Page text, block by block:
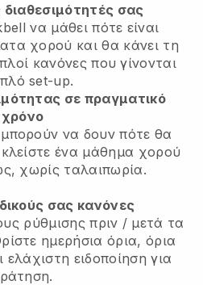
σας
να μάθει πότε είναι
χορού και θα κάνει τη
κανόνες που γίνονται
set-up.
σε πραγματικό
χρόνο
να δουν πότε θα
κλείστε ένα μάθημα χορού
χωρίς ταλαιπωρία.
σας κανόνες
ρύθμισης πριν / μετά τα
ημερήσια όρια, όρια
ελάχιστη ειδοποίηση για